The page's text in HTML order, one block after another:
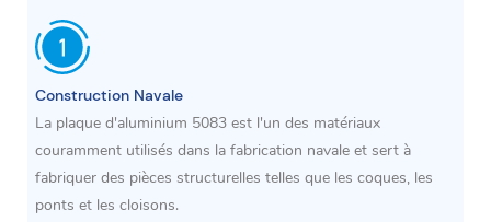
Construction Navale
La plaque d'aluminium 5083 est l'un des matériaux
couramment utilisés dans la fabrication navale et sert à
fabriquer des pièces structurelles telles que les coques, les
ponts et les cloisons.